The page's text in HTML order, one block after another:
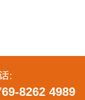
：
8262 4989